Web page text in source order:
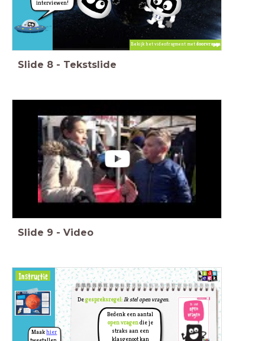
Bekijk het videofragment met doorvragen
interviewen!
Slide 8 - Tekstslide
Slide 9 - Video
Degespreksregel: Ik stel open vragen.
Bedenk een aantal
open vragendie je
straks aan een
klasgenoot kan
Maakhier